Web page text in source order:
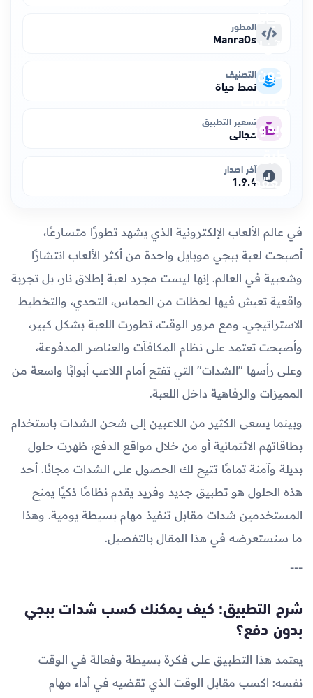
المطور
ManraOs
التصنيف
نمط حياة
تسعير التطبيق
مجاني
آخر اصدار
1.9.4
في عالم الألعاب الإلكترونية الذي يشهد تطورًا متسارعًا،
أصبحت لعبة ببجي موبايل واحدة من أكثر الألعاب انتشارًا
وشعبية في العالم. إنها ليست مجرد لعبة إطلاق نار، بل تجربة
واقعية تعيش فيها لحظات من الحماس، التحدي، والتخطيط
الاستراتيجي. ومع مرور الوقت، تطورت اللعبة بشكل كبير،
وأصبحت تعتمد على نظام المكافآت والعناصر المدفوعة،
وعلى رأسها "الشدات" التي تفتح أمام اللاعب أبوابًا واسعة من
المميزات والرفاهية داخل اللعبة.
وبينما يسعى الكثير من اللاعبين إلى شحن الشدات باستخدام
بطاقاتهم الائتمانية أو من خلال مواقع الدفع، ظهرت حلول
بديلة وآمنة تمامًا تتيح لك الحصول على الشدات مجانًا. أحد
هذه الحلول هو تطبيق جديد وفريد يقدم نظامًا ذكيًا يمنح
المستخدمين شدات مقابل تنفيذ مهام بسيطة يومية. وهذا
ما سنستعرضه في هذا المقال بالتفصيل.
---
شرح التطبيق: كيف يمكنك كسب شدات ببجي
بدون دفع؟
يعتمد هذا التطبيق على فكرة بسيطة وفعالة في الوقت
نفسه: اكسب مقابل الوقت الذي تقضيه في أداء مهام